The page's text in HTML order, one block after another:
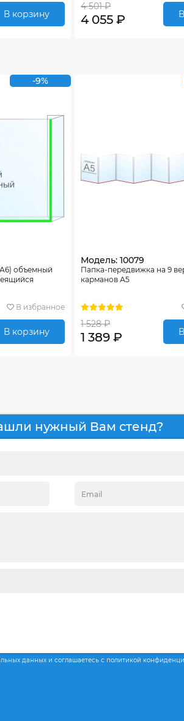
В корзину
4 501 ₽
4 055 ₽
-9%
объемный
В избранное
В корзину
Модель: 10079
Папка-передвижка на 9
карманов А5
1 528 ₽
1 389 ₽
нужный Вам стенд?
данных и соглашаетесь с политикой